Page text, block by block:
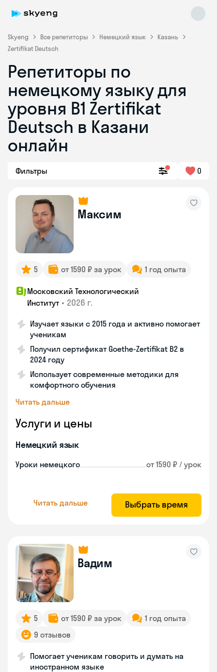
Skyeng Все репетиторы Немецкий язык
Казань
Zertifikat Deutsch
Репетиторы по
немецкому языку для
уровня B1 Zertifikat
Deutsch в Казани
онлайн
Фильтры 0
Максим
5 от 1590 ₽ за урок 1 год опыта
Московский Технологический
Институт • 2026 г.
Изучает языки с 2015 года и активно помогает
ученикам
Получил сертификат Goethe-Zertifikat B2 в
2024 году
Использует современные методики для
комфортного обучения
Читать дальше
Услуги и цены
Немецкий язык
Уроки немецкого от 1590 ₽ / урок
Читать дальше Выбрать время
Вадим
5 от 1590 ₽ за урок
1 год опыта
9 отзывов
Помогает ученикам говорить и думать на
иностранном языке
Skyeng Chat